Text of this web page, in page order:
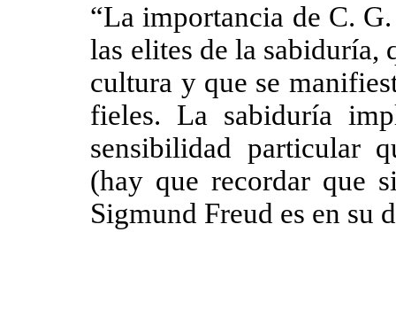
“La importancia de C.
las elites de la sabiduría,
cultura y que se
fieles. La sabiduría
sensibilidad particular
(hay que recordar que
Sigmund Freud es en su